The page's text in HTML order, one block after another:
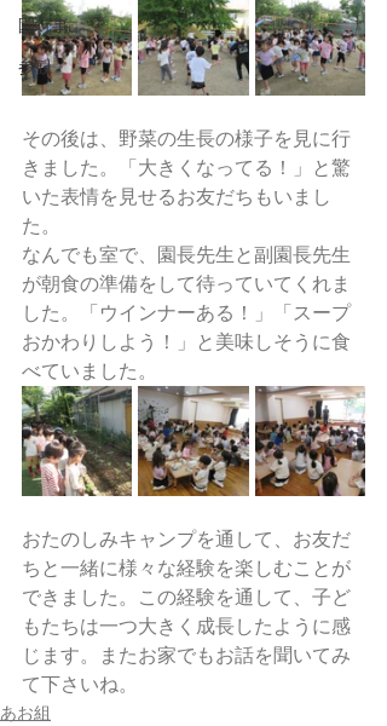
園行事
参観
その後は、野菜の生長の様子を見に行
きました。「大きくなってる！」と驚
いた表情を見せるお友だちもいまし
た。
なんでも室で、園長先生と副園長先生
が朝食の準備をして待っていてくれま
した。「ウインナーある！」「スープ
おかわりしよう！」と美味しそうに食
べていました。
おたのしみキャンプを通して、お友だ
ちと一緒に様々な経験を楽しむことが
できました。この経験を通して、子ど
もたちは一つ大きく成長したように感
じます。またお家でもお話を聞いてみ
て下さいね。
あお組